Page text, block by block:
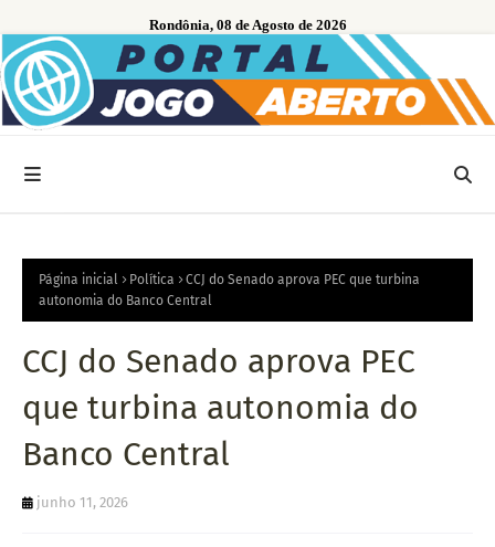
Rondônia, 08 de Agosto de 2026
Página inicial Política
CCJ do Senado aprova PEC que turbina
autonomia do Banco Central
CCJ do Senado aprova PEC
que turbina autonomia do
Banco Central
junho 11, 2026